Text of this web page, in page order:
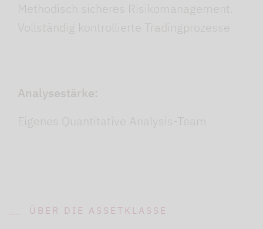
Methodisch sicheres Risikomanagement.
Vollständig kontrollierte Tradingprozesse
Analysestärke:
Eigenes Quantitative Analysis-Team
ÜBER DIE ASSETKLASSE